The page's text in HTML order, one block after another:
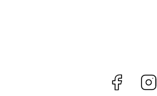
Facebook